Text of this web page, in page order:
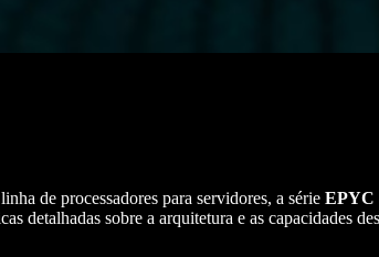
de processadores para servidores, a série EPYC
detalhadas sobre a arquitetura e as capacidades